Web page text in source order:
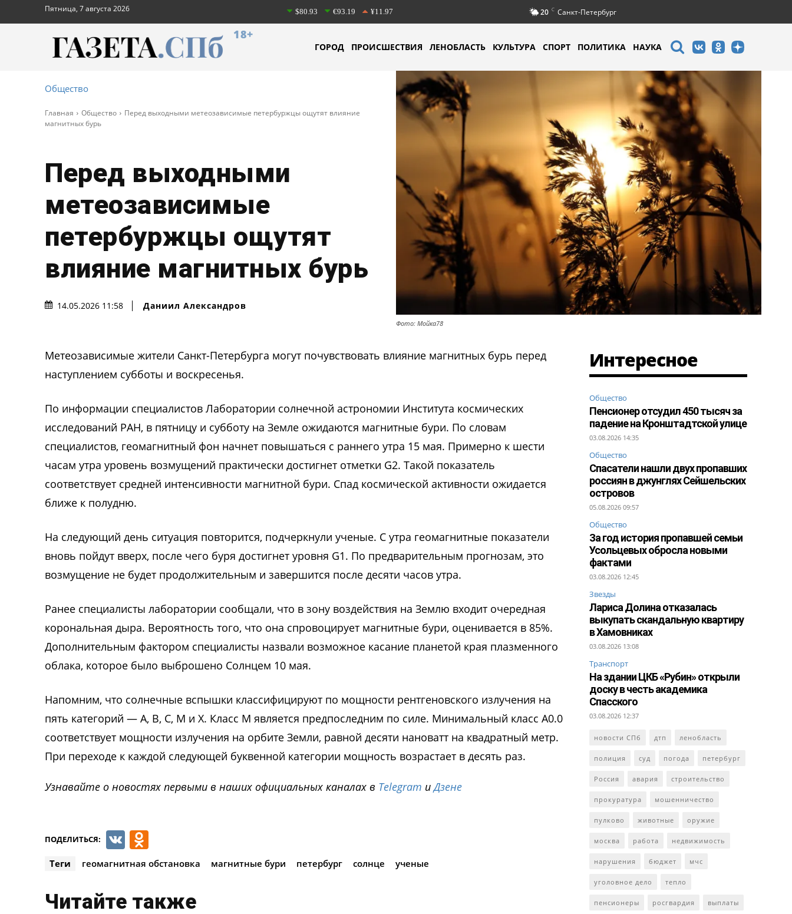
Пятница, 7 августа 2026 $80.93 €93.19 ¥11.97 20 C Санкт-Петербург
18+
ГОРОД ПРОИСШЕСТВИЯ ЛЕНОБЛАСТЬ КУЛЬТУРА СПОРТ ПОЛИТИКА НАУКА
Общество
Главная Общество
Перед выходными метеозависимые петербуржцы ощутят влияние
магнитных бурь
Перед выходными
метеозависимые
петербуржцы ощутят
влияние магнитных бурь
14.05.2026 11:58 Даниил Александров
Фото: Мойка78
Метеозависимые жители Санкт-Петербурга могут почувствовать влияние магнитных бурь перед
наступлением субботы и воскресенья.
По информации специалистов Лаборатории солнечной астрономии Института космических
исследований РАН, в пятницу и субботу на Земле ожидаются магнитные бури. По словам
специалистов, геомагнитный фон начнет повышаться с раннего утра 15 мая. Примерно к шести
часам утра уровень возмущений практически достигнет отметки G2. Такой показатель
соответствует средней интенсивности магнитной бури. Спад космической активности ожидается
ближе к полудню.
На следующий день ситуация повторится, подчеркнули ученые. C утра геомагнитные показатели
вновь пойдут вверх, после чего буря достигнет уровня G1. По предварительным прогнозам, это
возмущение не будет продолжительным и завершится после десяти часов утра.
Ранее специалисты лаборатории сообщали, что в зону воздействия на Землю входит очередная
корональная дыра. Вероятность того, что она спровоцирует магнитные бури, оценивается в 85%.
Дополнительным фактором специалисты назвали возможное касание планетой края плазменного
облака, которое было выброшено Солнцем 10 мая.
Напомним, что солнечные вспышки классифицируют по мощности рентгеновского излучения на
пять категорий — A, B, C, M и X. Класс M является предпоследним по силе. Минимальный класс A0.0
соответствует мощности излучения на орбите Земли, равной десяти нановатт на квадратный метр.
При переходе к каждой следующей буквенной категории мощность возрастает в десять раз.
Узнавайте о новостях первыми в наших официальных каналах в Telegram иДзене
ПОДЕЛИТЬСЯ: VK
Теги геомагнитная обстановка магнитные бури петербург солнце ученые
Читайте также
Интересное
Общество
Пенсионер отсудил 450 тысяч за
падение на Кронштадтской улице
03.08.2026 14:35
Общество
Спасатели нашли двух пропавших
россиян в джунглях Сейшельских
островов
05.08.2026 09:57
Общество
За год история пропавшей семьи
Усольцевых обросла новыми
фактами
03.08.2026 12:45
Звезды
Лариса Долина отказалась
выкупать скандальную квартиру
в Хамовниках
03.08.2026 13:08
Транспорт
На здании ЦКБ «Рубин» открыли
доску в честь академика
Спасского
03.08.2026 12:37
новости СПб дтп ленобласть
полиция суд погода петербург
Россия авария строительство
прокуратура мошенничество
пулково животные оружие
москва работа недвижимость
нарушения бюджет мчс
уголовное дело тепло
пенсионеры росгвардия выплаты